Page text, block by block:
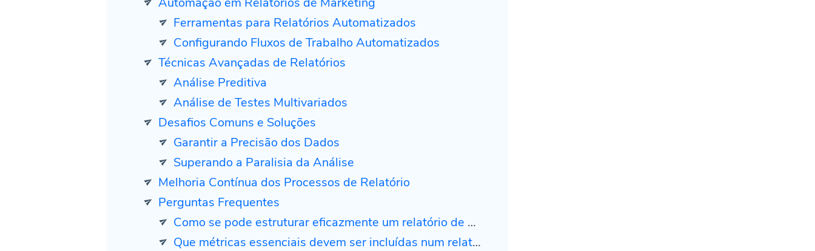
Ferramentas para Relatórios Automatizados
Configurando Fluxos de Trabalho Automatizados
Técnicas Avançadas de Relatórios
Análise Preditiva
Análise de Testes Multivariados
Desafios Comuns e Soluções
Garantir a Precisão dos Dados
Superando a Paralisia da Análise
Melhoria Contínua dos Processos de Relatório
Perguntas Frequentes
Como se pode estruturar eficazmente um relatório de marketing?
Que métricas essenciais devem ser incluídas num relatório de marketing digital?